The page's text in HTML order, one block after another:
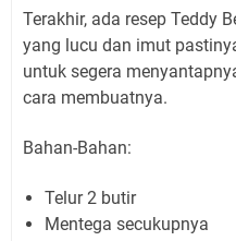
Terakhir, ada resep Teddy
yang lucu dan imut
untuk segera
cara membuatnya.
Bahan-Bahan:
Telur 2 butir
Mentega secukupnya